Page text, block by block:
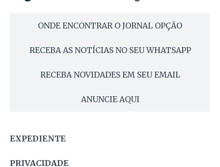
ONDE ENCONTRAR O JORNAL OPÇÃO
RECEBA AS NOTÍCIAS NO SEU WHATSAPP
RECEBA NOVIDADES EM SEU EMAIL
ANUNCIE AQUI
EXPEDIENTE
PRIVACIDADE